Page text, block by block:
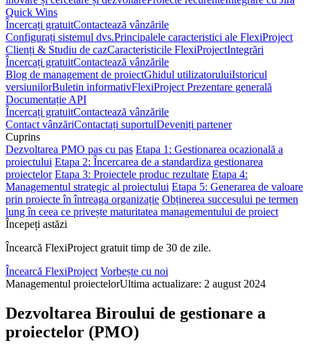
Quick Wins
Încercați gratuitContactează vânzările
Configurați sistemul dvs.Principalele caracteristici ale FlexiProject
Clienți & Studiu de cazCaracteristicile FlexiProjectIntegrări
Încercați gratuitContactează vânzările
Blog de management de proiectGhidul utilizatoruluiIstoricul
versiunilorBuletin informativFlexiProject Prezentare generală
Documentație API
Încercați gratuitContactează vânzările
Contact vânzăriContactați suportulDeveniți partener
Cuprins
Dezvoltarea PMO pas cu pas Etapa 1: Gestionarea ocazională a
proiectului Etapa 2: Încercarea de a standardiza gestionarea
proiectelor Etapa 3: Proiectele produc rezultate Etapa 4:
Managementul strategic al proiectului Etapa 5: Generarea de valoare
prin proiecte în întreaga organizație Obținerea succesului pe termen
lung în ceea ce privește maturitatea managementului de proiect
Începeți astăzi
Încearcă FlexiProject gratuit timp de 30 de zile.
Încearcă FlexiProject Vorbește cu noi
Managementul proiectelorUltima actualizare: 2 august 2024
Dezvoltarea Biroului de gestionare a
proiectelor (PMO)